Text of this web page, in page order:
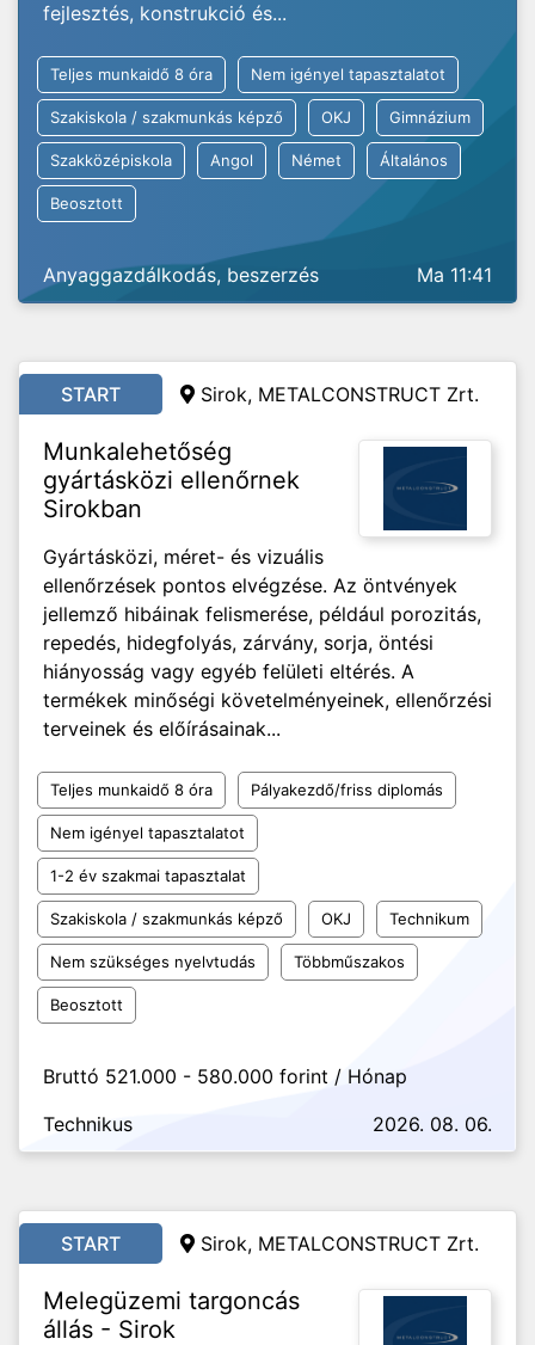
fejlesztés, konstrukció és...
Teljes munkaidő 8 óra Nem igényel tapasztalatot
Szakiskola / szakmunkás képző OKJ Gimnázium
Szakközépiskola Angol Német Általános
Beosztott
Anyaggazdálkodás, beszerzés Ma 11:41
START Sirok, METALCONSTRUCT Zrt.
Munkalehetőség
gyártásközi ellenőrnek
Sirokban
Gyártásközi, méret- és vizuális
ellenőrzések pontos elvégzése. Az öntvények
jellemző hibáinak felismerése, például porozitás,
repedés, hidegfolyás, zárvány, sorja, öntési
hiányosság vagy egyéb felületi eltérés. A
termékek minőségi követelményeinek, ellenőrzési
terveinek és előírásainak...
Teljes munkaidő 8 óra Pályakezdő/friss diplomás
Nem igényel tapasztalatot
1-2 év szakmai tapasztalat
Szakiskola / szakmunkás képző OKJ Technikum
Nem szükséges nyelvtudás Többműszakos
Beosztott
Bruttó 521.000 - 580.000 forint / Hónap
Technikus
2026. 08. 06.
START Sirok, METALCONSTRUCT Zrt.
Melegüzemi targoncás
állás - Sirok